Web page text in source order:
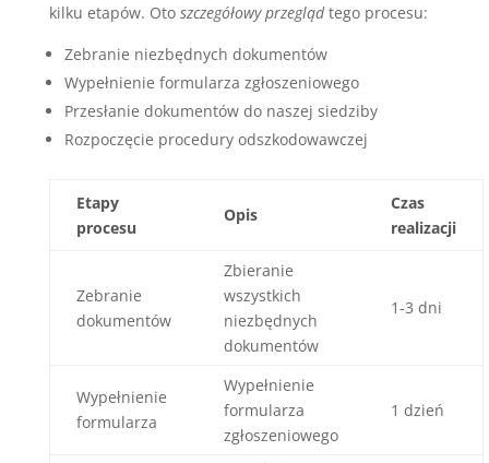
kilku etapów. Oto szczegółowy przeglądtego procesu:
Zebranie niezbędnych dokumentów
Wypełnienie formularza zgłoszeniowego
Przesłanie dokumentów do naszej siedziby
Rozpoczęcie procedury odszkodowawczej
Etapy
procesu
Opis
Czas
realizacji
Zebranie
dokumentów
Zbieranie
wszystkich
niezbędnych
dokumentów
1-3 dni
Wypełnienie
formularza
Wypełnienie
formularza
zgłoszeniowego
1 dzień